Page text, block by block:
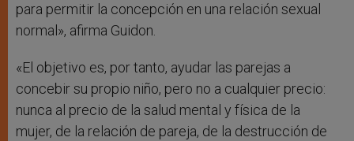
para permitir la concepción en una relación sexual
normal», afirma Guidon.
«El objetivo es, por tanto, ayudar las parejas a
concebir su propio niño, pero no a cualquier precio:
nunca al precio de la salud mental y física de la
mujer, de la relación de pareja, de la destrucción de